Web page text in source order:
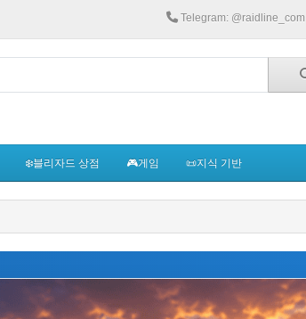
Telegram: @raidline_com
❄️블리자드 상점 🎮게임 📜지식 기반